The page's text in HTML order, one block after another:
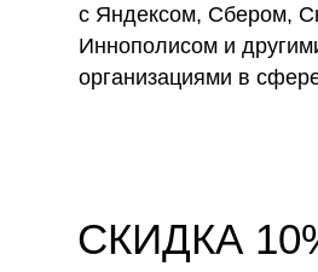
с Яндексом, Сбером,
Иннополисом и
организациями в
СКИДКА